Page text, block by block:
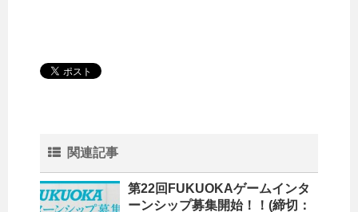
関連記事
第22回FUKUOKAゲームインタ
ーンシップ募集開始！！(締切：